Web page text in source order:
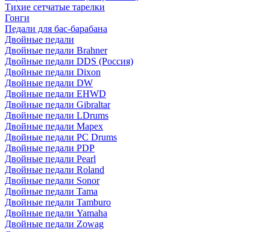
Тихие сетчатые тарелки
Гонги
Педали для бас-барабана
Двойные педали
Двойные педали Brahner
Двойные педали DDS (Россия)
Двойные педали Dixon
Двойные педали DW
Двойные педали EHWD
Двойные педали Gibraltar
Двойные педали LDrums
Двойные педали Mapex
Двойные педали PC Drums
Двойные педали PDP
Двойные педали Pearl
Двойные педали Roland
Двойные педали Sonor
Двойные педали Tama
Двойные педали Tamburo
Двойные педали Yamaha
Двойные педали Zowag